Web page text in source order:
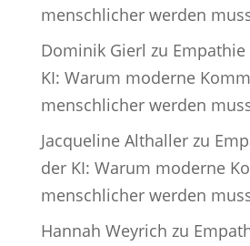
menschlicher werden
Dominik Gierl zu
KI: Warum moderne
menschlicher werden
Jacqueline Althallerzu
der KI: Warum moderne
menschlicher werden
Hannah Weyrich zu